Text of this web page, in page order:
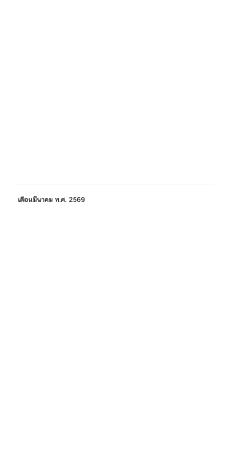
เดือนมีนาคม พ.ศ. 2569